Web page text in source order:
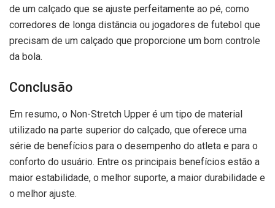
de um calçado que se ajuste perfeitamente ao pé, como
corredores de longa distância ou jogadores de futebol que
precisam de um calçado que proporcione um bom controle
da bola.
Conclusão
Em resumo, o Non-Stretch Upper é um tipo de material
utilizado na parte superior do calçado, que oferece uma
série de benefícios para o desempenho do atleta e para o
conforto do usuário. Entre os principais benefícios estão a
maior estabilidade, o melhor suporte, a maior durabilidade e
o melhor ajuste.